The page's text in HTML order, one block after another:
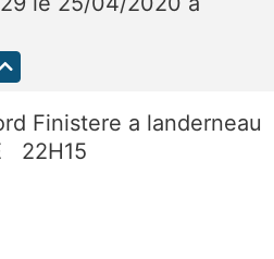
Finistere a landerneau
22H15